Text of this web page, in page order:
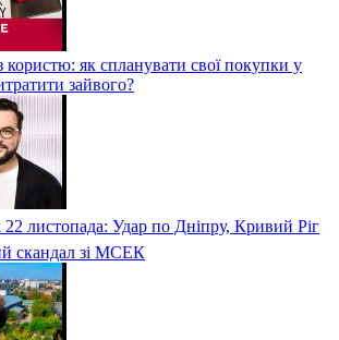
користю: як спланувати свої покупки у
зайвого?
22 листопада: Удар по Дніпру, Кривий Ріг
скандал зі МСЕК